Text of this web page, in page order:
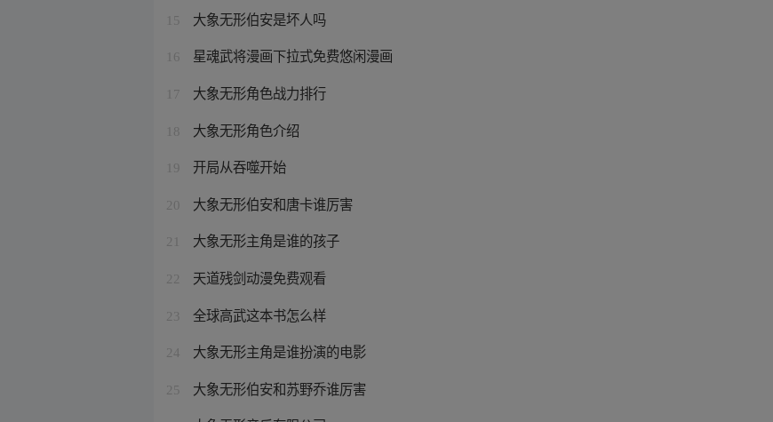
15 大象无形伯安是坏人吗
16 星魂武将漫画下拉式免费悠闲漫画
17 大象无形角色战力排行
18 大象无形角色介绍
19 开局从吞噬开始
20 大象无形伯安和唐卡谁厉害
21 大象无形主角是谁的孩子
22 天道残剑动漫免费观看
23 全球高武这本书怎么样
24 大象无形主角是谁扮演的电影
25 大象无形伯安和苏野乔谁厉害